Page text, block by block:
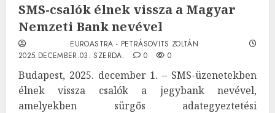
SMS-csalók élnek vissza a Magyar
Nemzeti Bank nevével
EUROASTRA - PETRÁSOVITS ZOLTÁN
2025.DECEMBER.03. SZERDA.
0 0
Budapest, 2025. december 1. – SMS-üzenetekben
élnek vissza csalók a jegybank nevével,
amelyekben sürgős adategyeztetési